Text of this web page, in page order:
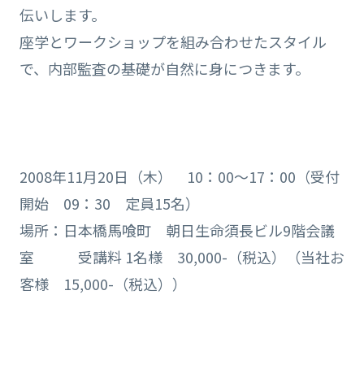
伝いします。
座学とワークショップを組み合わせたスタイル
で、内部監査の基礎が自然に身につきます。
2008年11月20日（木） 10：00～17：00（受付
開始 09：30 定員15名）
場所：日本橋馬喰町 朝日生命須長ビル9階会議
室 受講料 1名様 30,000-（税込）（当社お
客様 15,000-（税込））